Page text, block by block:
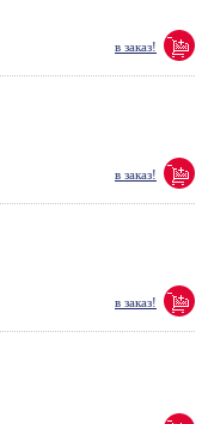
в заказ!
в заказ!
в заказ!